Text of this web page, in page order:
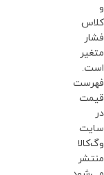
و
کلاس
فشار
متغیر
است.
فهرست
قیمت
در
سایت
وگ‌کالا
منتشر